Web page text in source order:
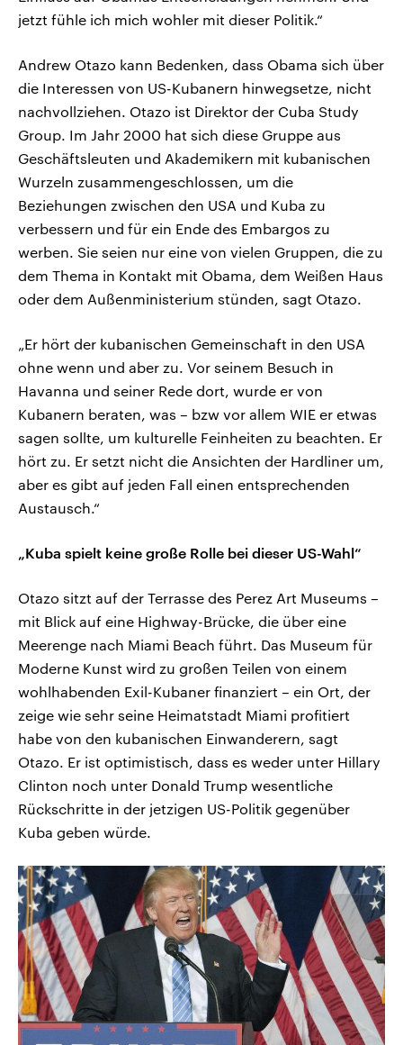
jetzt fühle ich mich wohler mit dieser Politik.“
Andrew Otazo kann Bedenken, dass Obama sich über
die Interessen von US-Kubanern hinwegsetze, nicht
nachvollziehen. Otazo ist Direktor der Cuba Study
Group. Im Jahr 2000 hat sich diese Gruppe aus
Geschäftsleuten und Akademikern mit kubanischen
Wurzeln zusammengeschlossen, um die
Beziehungen zwischen den USA und Kuba zu
verbessern und für ein Ende des Embargos zu
werben. Sie seien nur eine von vielen Gruppen, die zu
dem Thema in Kontakt mit Obama, dem Weißen Haus
oder dem Außenministerium stünden, sagt Otazo.
„Er hört der kubanischen Gemeinschaft in den USA
ohne wenn und aber zu. Vor seinem Besuch in
Havanna und seiner Rede dort, wurde er von
Kubanern beraten, was – bzw vor allem WIE er etwas
sagen sollte, um kulturelle Feinheiten zu beachten. Er
hört zu. Er setzt nicht die Ansichten der Hardliner um,
aber es gibt auf jeden Fall einen entsprechenden
Austausch.“
„Kuba spielt keine große Rolle bei dieser US-Wahl“
Otazo sitzt auf der Terrasse des Perez Art Museums –
mit Blick auf eine Highway-Brücke, die über eine
Meerenge nach Miami Beach führt. Das Museum für
Moderne Kunst wird zu großen Teilen von einem
wohlhabenden Exil-Kubaner finanziert – ein Ort, der
zeige wie sehr seine Heimatstadt Miami profitiert
habe von den kubanischen Einwanderern, sagt
Otazo. Er ist optimistisch, dass es weder unter Hillary
Clinton noch unter Donald Trump wesentliche
Rückschritte in der jetzigen US-Politik gegenüber
Kuba geben würde.